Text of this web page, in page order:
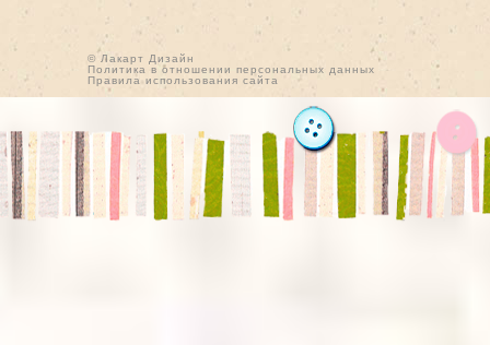
© Лакарт Дизайн
Политика в отношении персональных данных
Правила использования сайта